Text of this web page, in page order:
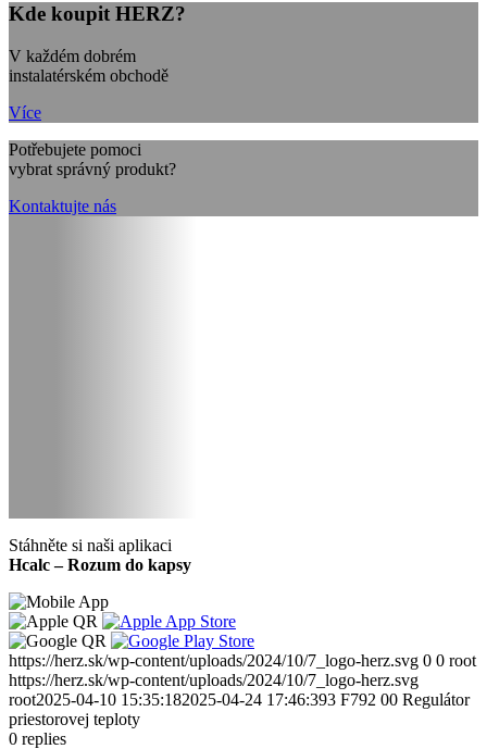
Kde koupit HERZ?
V každém dobrém
instalatérském obchodě
Více
Potřebujete pomoci
vybrat správný produkt?
Kontaktujte nás
Stáhněte si naši aplikaci
Hcalc – Rozum do kapsy
https://herz.sk/wp-content/uploads/2024/10/7_logo-herz.svg 0 0 root
https://herz.sk/wp-content/uploads/2024/10/7_logo-herz.svg
root2025-04-10 15:35:182025-04-24 17:46:393 F792 00 Regulátor
priestorovej teploty
0 replies